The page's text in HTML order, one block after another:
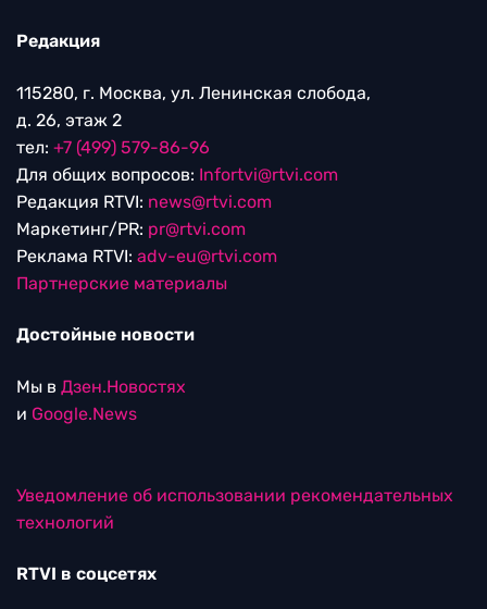
Редакция
115280, г. Москва, ул. Ленинская слобода,
д. 26, этаж 2
тел: +7 (499) 579-86-96
Для общих вопросов: Infortvi@rtvi.com
Редакция RTVI: news@rtvi.com
Маркетинг/PR: pr@rtvi.com
Реклама RTVI: adv-eu@rtvi.com
Партнерские материалы
Достойные новости
Мы в Дзен.Новостях
и Google.News
Уведомление об использовании рекомендательных
технологий
RTVI в соцсетях